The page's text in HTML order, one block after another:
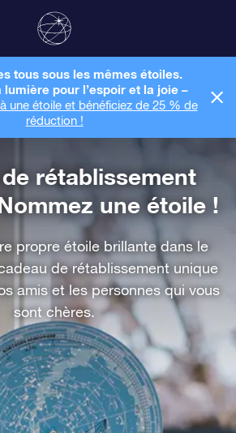
tous sous les mêmes étoiles.
lumière pour l’espoir et la joie –
une étoile et bénéficiez de 25 % de
réduction !
rétablissement
une étoile !
propre étoile brillante dans le
de rétablissement unique
amis et les personnes qui vous
sont chères.